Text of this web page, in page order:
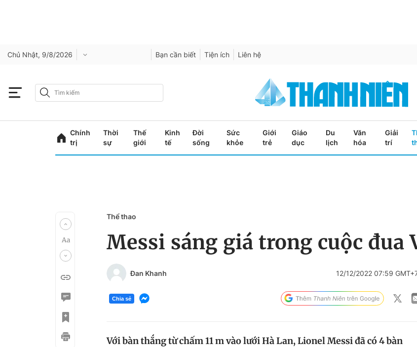
Chủ Nhật, 9/8/2026 Bạn cần biết Tiện ích Liên hệ
Chính
trị
Thời
sự
Thế
giới
Kinh
tế
Đời
sống
Sức
khỏe
Giới
trẻ
Giáo
dục
Du
lịch
Văn
hóa
Giải
trí
Thể thao
Messi sáng giá trong cuộc đua
Đan Khanh 12/12/2022 07:59
Chia sẻ
Với bàn thắng từ chấm 11 m vào lưới Hà Lan, Lionel Messi đã có 4 bàn